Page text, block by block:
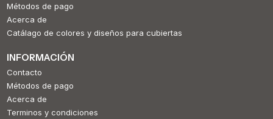
Métodos de pago
Acerca de
Catálago de colores y diseños para cubiertas
INFORMACIÓN
Contacto
Métodos de pago
Acerca de
Terminos y condiciones